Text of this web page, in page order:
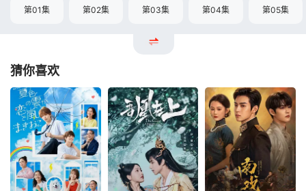
第01集 第02集 第03集 第04集 第05集
猜你喜欢